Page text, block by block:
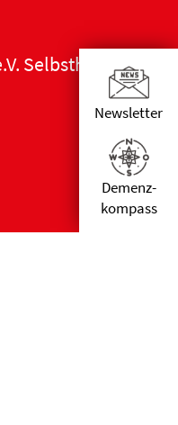
Selbsthilfe
Newsletter
Demenz­
kompass